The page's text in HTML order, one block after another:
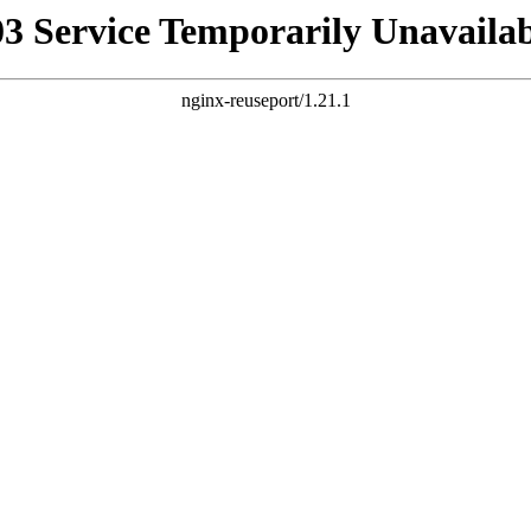
Service Temporarily
nginx-reuseport/1.21.1